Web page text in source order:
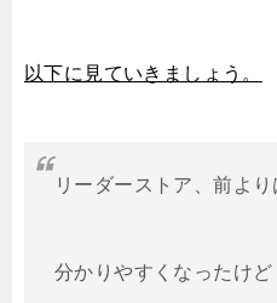
以下に見ていきましょう。
リーダーストア、前より
分かりやすくなったけど